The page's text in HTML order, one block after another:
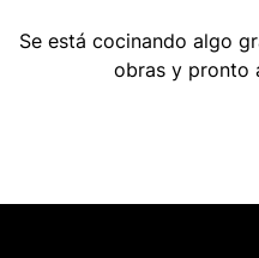
Se está cocinando algo
obras y pronto